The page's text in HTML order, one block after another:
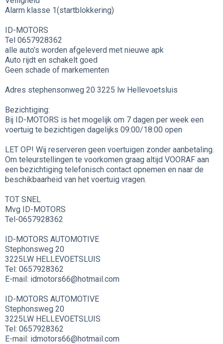
Alarm klasse 1(startblokkering)
ID-MOTORS
Tel 0657928362
alle auto’s worden afgeleverd met nieuwe apk
Auto rijdt en schakelt goed
Geen schade of markementen
Adres stephensonweg 20 3225 lw Hellevoetsluis
Bezichtiging:
Bij ID-MOTORS is het mogelijk om 7 dagen per week een
voertuig te bezichtigen dagelijks 09:00/18:00 open
LET OP! Wij reserveren geen voertuigen zonder aanbetaling.
Om teleurstellingen te voorkomen graag altijd VOORAF aan
een bezichtiging telefonisch contact opnemen en naar de
beschikbaarheid van het voertuig vragen.
TOT SNEL
Mvg ID-MOTORS
Tel-0657928362
ID-MOTORS AUTOMOTIVE
Stephonsweg 20
3225LW HELLEVOETSLUIS
Tel: 0657928362
E-mail: idmotors66@hotmail.com
ID-MOTORS AUTOMOTIVE
Stephonsweg 20
3225LW HELLEVOETSLUIS
Tel: 0657928362
E-mail: idmotors66@hotmail.com